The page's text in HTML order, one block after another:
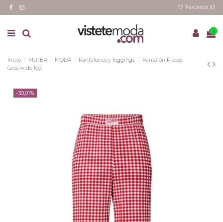
Favoritos (0)
0
Inicio MUJER MODA Pantalones y leggings
Pantalón Pieces
Gess wide leg
-30,01%